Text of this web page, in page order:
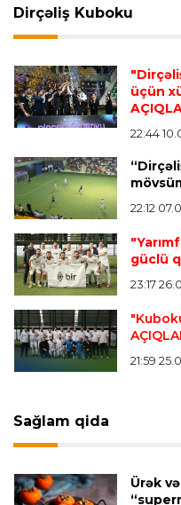
FİA rəsmisi "Formula 1"
İspaniya L.L. 23:17 05.08.2026
Vinisius "Real
paylaşımlarını sildi-
Çempionlar liqası 23:13
"Sabah"
Dünya çempionatı
"İnfantino istefa
Transfer 22:58 05.08.2026
Dirçəliş Kuboku
üçün
22:44
22:12
güclü
23:17
21:59
Sağlam qida
Ürək